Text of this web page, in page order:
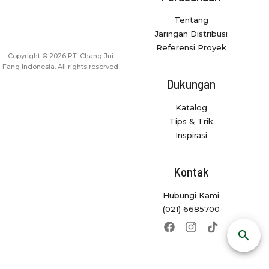
Tentang
Jaringan Distribusi
Referensi Proyek
Dukungan
Katalog
Tips & Trik
Inspirasi
Kontak
Hubungi Kami
(021) 6685700
Copyright © 2026 PT. Chang Jui
Fang Indonesia. All rights reserved.